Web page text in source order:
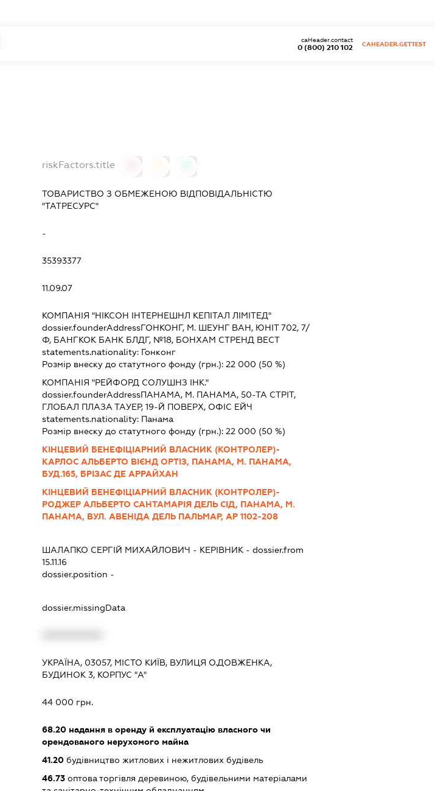
0 (800) 210 102
caHeader.contact
CAHEADER.GETTEST
riskFactors.title
ТОВАРИСТВО З ОБМЕЖЕНОЮ ВІДПОВІДАЛЬНІСТЮ
"ТАТРЕСУРС"
-
35393377
11.09.07
КОМПАНІЯ "НІКСОН ІНТЕРНЕШНЛ КЕПІТАЛ ЛІМІТЕД"
dossier.founderAddressГОНКОНГ, М. ШЕУНГ ВАН, ЮНІТ 702, 7/
Ф, БАНГКОК БАНК БЛДГ, №18, БОНХАМ СТРЕНД ВЕСТ
statements.nationality: Гонконг
Розмір внеску до статутного фонду (грн.):22 000 (50 %)
КОМПАНІЯ "РЕЙФОРД СОЛУШНЗ ІНК."
dossier.founderAddressПАНАМА, М. ПАНАМА, 50-ТА СТРІТ,
ГЛОБАЛ ПЛАЗА ТАУЕР, 19-Й ПОВЕРХ, ОФІС ЕЙЧ
statements.nationality: Панама
Розмір внеску до статутного фонду (грн.):22 000 (50 %)
КІНЦЕВИЙ БЕНЕФІЦІАРНИЙ ВЛАСНИК (КОНТРОЛЕР)-
КАРЛОС АЛЬБЕРТО ВІЄНД ОРТІЗ, ПАНАМА, М. ПАНАМА,
БУД.165, БРІЗАС ДЕ АРРАЙХАН
КІНЦЕВИЙ БЕНЕФІЦІАРНИЙ ВЛАСНИК (КОНТРОЛЕР)-
РОДЖЕР АЛЬБЕРТО САНТАМАРІЯ ДЕЛЬ СІД, ПАНАМА, М.
ПАНАМА, ВУЛ. АВЕНІДА ДЕЛЬ ПАЛЬМАР, АР 1102-208
ШАЛАПКО СЕРГІЙ МИХАЙЛОВИЧ - КЕРІВНИК - dossier.from
15.11.16
dossier.position -
dossier.missingData
УКРАЇНА, 03057, МІСТО КИЇВ, ВУЛИЦЯ О.ДОВЖЕНКА,
БУДИНОК 3, КОРПУС "А"
44 000 грн.
68.20 надання в оренду й експлуатацію власного чи
орендованого нерухомого майна
41.20 будівництво житлових і нежитлових будівель
46.73 оптова торгівля деревиною, будівельними матеріалами